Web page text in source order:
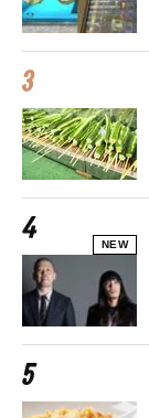
NEW